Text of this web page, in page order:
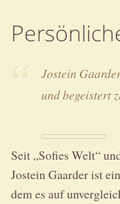
Jostein
und begeistert
Seit „Sofies Welt“
Jostein Gaarder ist
dem es auf